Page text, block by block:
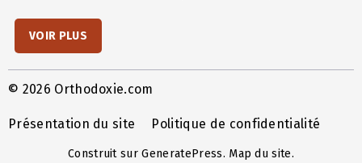
VOIR PLUS
© 2026 Orthodoxie.com
Présentation du site Politique de confidentialité
Construit surGeneratePress. Map du site.